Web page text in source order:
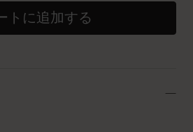
トに追加する